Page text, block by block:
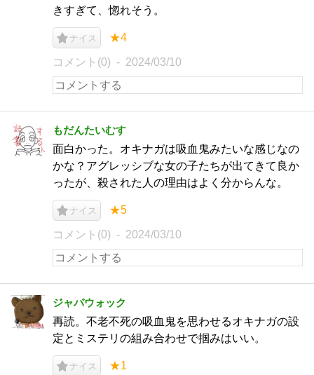
きすぎて、惚れそう。
ナイス ★4
コメント(0) 2024/03/10
もだんたいむす
面白かった。オキナガは吸血鬼みたいな感じなの
かな？アグレッシブな女の子たちが出てきて良か
ったが、殺された人の理由はよく分からんな。
ナイス ★5
コメント(0) 2024/03/10
ジャバウォック
再読。不老不死の吸血鬼を思わせるオキナガの設
定とミステリの組み合わせで掴みはいい。
ナイス ★1